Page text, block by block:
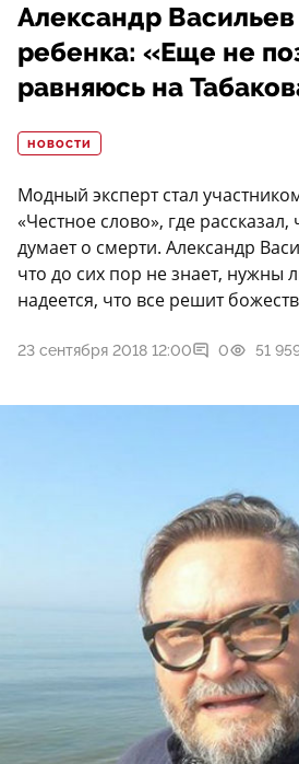
Александр
ребенка: «Еще не
равняюсь на
НОВОСТИ
Модный эксперт стал
«Честное слово», где
думает о смерти. Александр
что до сих пор не знает, нужны
надеется, что все решит
23 сентября 2018 12:00 0 51